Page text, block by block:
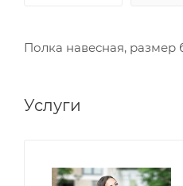
Полка навесная, размер
Услуги